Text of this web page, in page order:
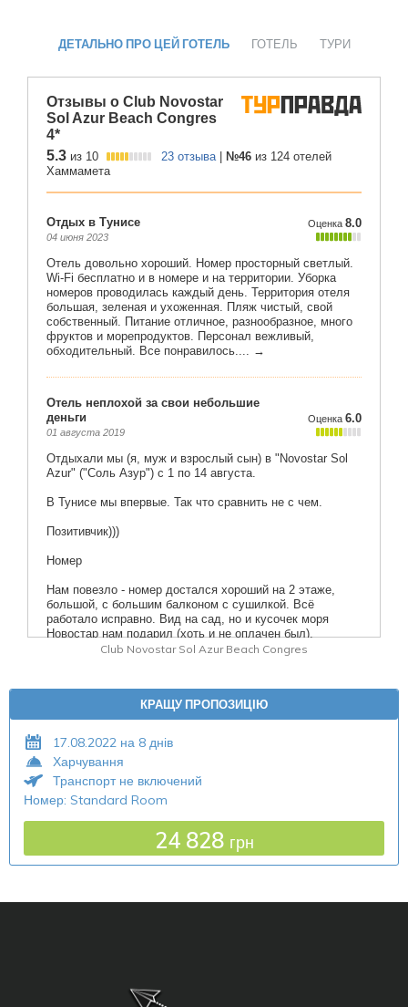
ДЕТАЛЬНО ПРО ЦЕЙ ГОТЕЛЬ ГОТЕЛЬ ТУРИ
Club Novostar Sol Azur Beach Congres
КРАЩУ ПРОПОЗИЦІЮ
17.08.2022 на 8 днів
Харчування
Транспорт не включений
Номер: Standard Room
24 828 грн